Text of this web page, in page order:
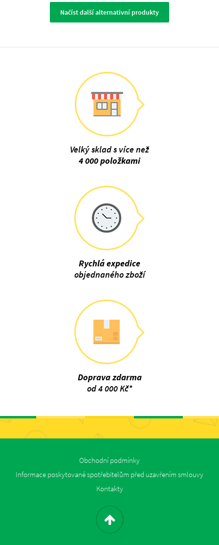
Načíst další alternativní produkty
Velký sklad s více než
4 000 položkami
Rychlá expedice
objednaného zboží
Doprava zdarma
od 4 000 Kč*
Obchodní podmínky
Informace poskytované spotřebitelům před uzavřením smlouvy
Kontakty